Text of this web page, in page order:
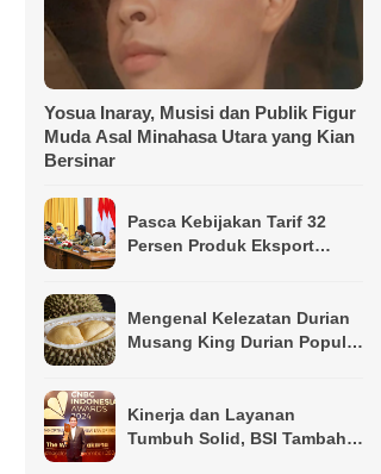
Yosua Inaray, Musisi dan Publik Figur
Muda Asal Minahasa Utara yang Kian
Bersinar
Pasca Kebijakan Tarif 32
Persen Produk Eksport
Ajak Apindo Jatim Siapkan
Langkah Intervensi Jaga
Mengenal Kelezatan Durian
Musang King Durian Populer
Kinerja dan Layanan
Tumbuh Solid, BSI Tambah